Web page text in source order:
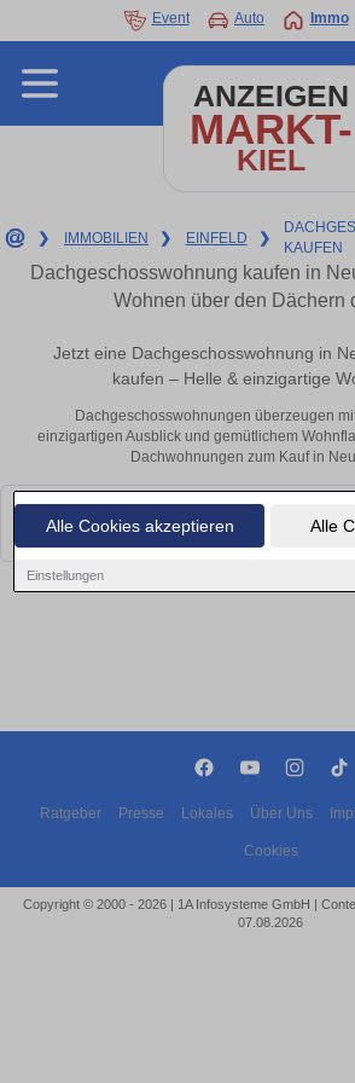
Alle Cookies akzeptieren Alle
Einstellungen
Event Auto Immo
ANZEIGEN
MARKT-
KIEL
❯ IMMOBILIEN ❯ EINFELD ❯
KAUFEN
Dachgeschosswohnung kaufen in
Wohnen über den Dächern
Jetzt eine Dachgeschosswohnung in
kaufen – Helle & einzigartige
Dachgeschosswohnungen überzeugen
einzigartigen Ausblick und gemütlichem
Dachwohnungen zum Kauf in
Leider konnten wir derzeit keine passenden
bald wieder vorbei!
Ratgeber Presse Lokales Über Uns
Cookies
Copyright © 2000 - 2026 | 1A Infosysteme GmbH |
07.08.2026